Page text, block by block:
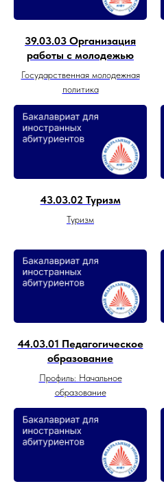
39.03.03 Организация
работы с молодежью
Государственная молодежная
политика
43.03.02 Туризм
Туризм
44.03.01 Педагогическое
образование
Профиль: Начальное
образование